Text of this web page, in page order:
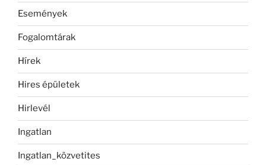
Események
Fogalomtárak
Hírek
Hires épületek
Hirlevél
Ingatlan
Ingatlan_közvetites